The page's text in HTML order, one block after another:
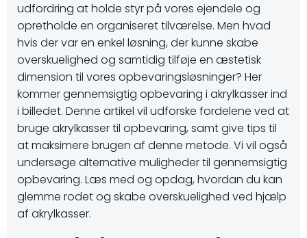
udfordring at holde styr på vores ejendele og
opretholde en organiseret tilværelse. Men hvad
hvis der var en enkel løsning, der kunne skabe
overskuelighed og samtidig tilføje en æstetisk
dimension til vores opbevaringsløsninger? Her
kommer gennemsigtig opbevaring i akrylkasser ind
i billedet. Denne artikel vil udforske fordelene ved at
bruge akrylkasser til opbevaring, samt give tips til
at maksimere brugen af denne metode. Vi vil også
undersøge alternative muligheder til gennemsigtig
opbevaring. Læs med og opdag, hvordan du kan
glemme rodet og skabe overskuelighed ved hjælp
af akrylkasser.